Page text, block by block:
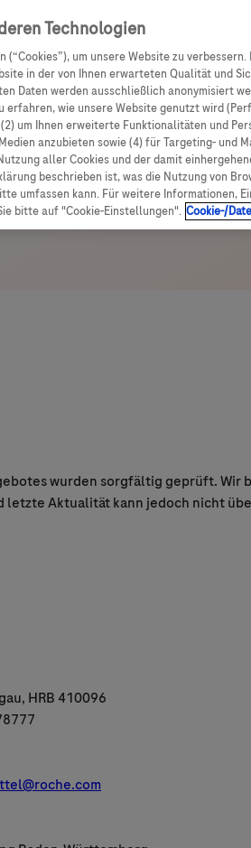
gesamten Inhalt zuzugreifen.
wurden sorgfältig geprüft. Wir
Aktualität kann jedoch nicht
HRB 410096
Technologien
um unsere Website zu
in der von Ihnen erwarteten Qualität und
Daten werden ausschließlich anonymisiert
erfahren, wie unsere Website genutzt wird
um Ihnen erweiterte Funktionalitäten und
anzubieten sowie (4) für Targeting- und
aller Cookies und der damit
beschrieben ist, was die Nutzung von
umfassen kann. Für weitere Informationen,
bitte auf "Cookie-Einstellungen". Cookie-/